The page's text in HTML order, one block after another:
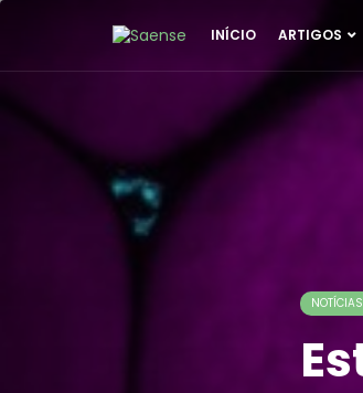
INÍCIO ARTIGOS
NOTÍCIAS